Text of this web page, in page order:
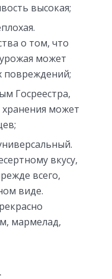
высокая;
о том, что
может
повреждений;
Госреестра,
хранения может
вкусу,
всего,
виде.
мармелад,